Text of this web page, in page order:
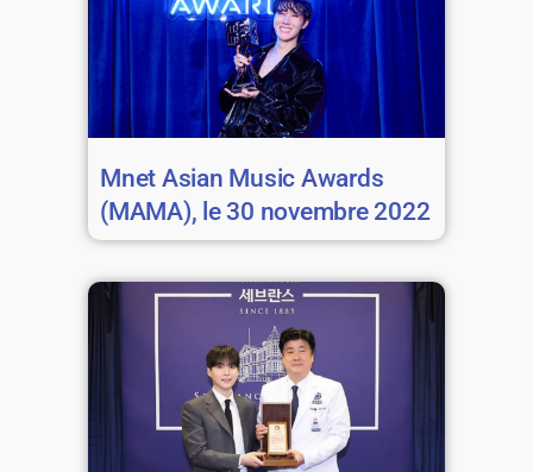
Mnet Asian Music Awards
(MAMA), le 30 novembre 2022